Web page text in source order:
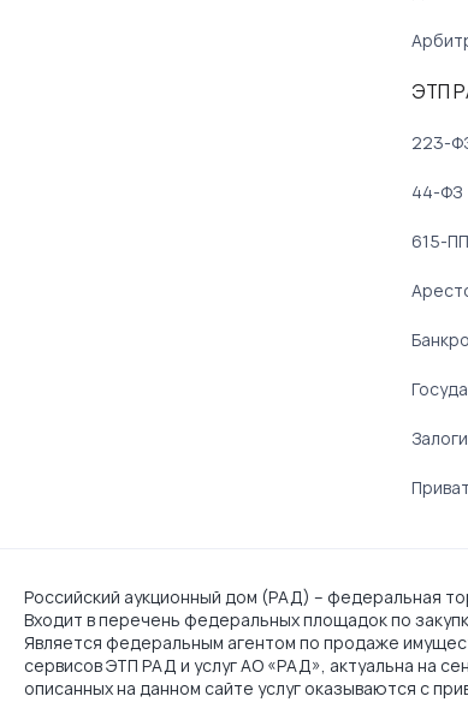
ЭТП
223-
44-ФЗ
615-
Залоги
Российский аукционный дом (РАД) – федеральная
Входит в перечень федеральных площадок по
Является федеральным агентом по продаже
сервисов ЭТП РАД и услуг АО «РАД», актуальна на
описанных на данном сайте услуг оказываются с